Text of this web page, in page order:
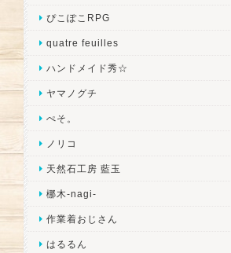
ぴこぽこRPG
quatre feuilles
ハンドメイド秀☆
ヤマノグチ
ぺそ。
ノリコ
天然石工房 藍玉
梛木-nagi-
作業着おじさん
はるるん